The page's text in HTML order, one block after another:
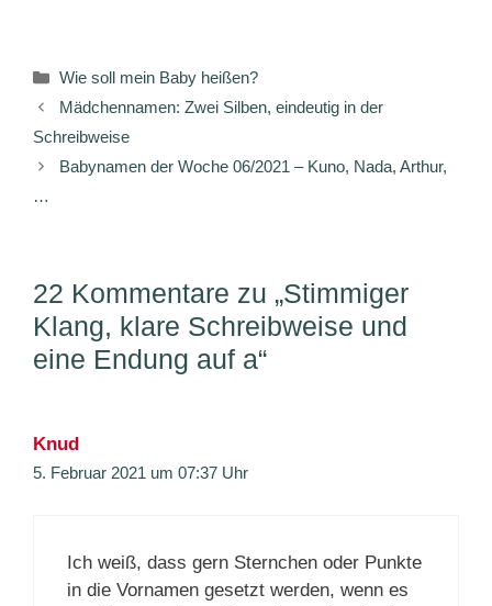
Kategorien
Wie soll mein Baby heißen?
Mädchennamen: Zwei Silben, eindeutig in der
Schreibweise
Babynamen der Woche 06/2021 – Kuno, Nada, Arthur,
…
22 Kommentare zu „Stimmiger
Klang, klare Schreibweise und
eine Endung auf a“
Knud
5. Februar 2021 um 07:37 Uhr
Ich weiß, dass gern Sternchen oder Punkte
in die Vornamen gesetzt werden, wenn es